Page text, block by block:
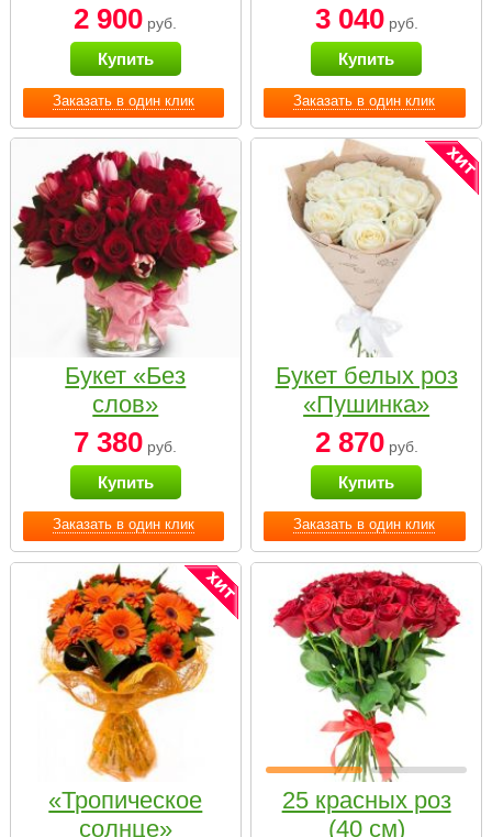
Заказать в один клик
2 900 руб.
Купить
Заказать в один клик
3 040руб.
Купить
Заказать в один клик
Букет «Без
слов»
7 380 руб.
Купить
Заказать в один клик
Букет белых роз
«Пушинка»
2 870руб.
Купить
«Тропическое
солнце»
25 красных роз
(40 см)